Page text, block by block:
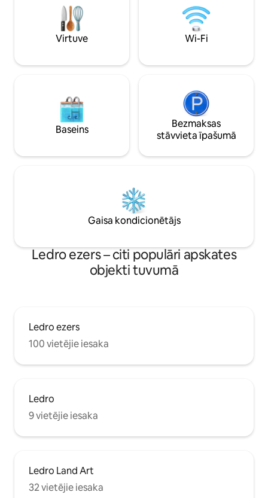
medusmēnešiem un labsajūtas nedēļas
nogalēm: autentisks ciemats, SPA tikai
jūsu rīcībā un privātums.
attālumā. Pirms rezervācijas veikšanas,
lūdzu, īpaši
informāciju par
naktsmītne” un
Virtuve Wi-Fi
Baseins
Bezmaksas
stāvvieta īpašumā
Gaisa kondicionētājs
Ledro ezers – citi populāri apskates
objekti tuvumā
Ledro ezers
100 vietējie iesaka
Ledro
9 vietējie iesaka
Ledro Land Art
32 vietējie iesaka